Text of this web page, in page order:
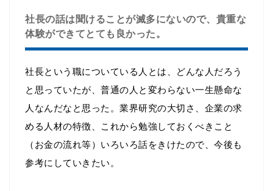
社長の話は聞けることが滅多にないので、貴重な
体験ができてとても良かった。
社長という職についている人とは、どんな人だろう
と思っていたが、普通の人と変わらない一生懸命な
人なんだなと思った。業界研究の大切さ、企業の求
める人材の特徴、これから勉強しておくべきこと
（お金の流れ等）いろいろ話をきけたので、今後も
参考にしていきたい。